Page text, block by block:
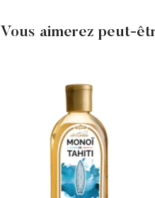
Vous aimerez peut-